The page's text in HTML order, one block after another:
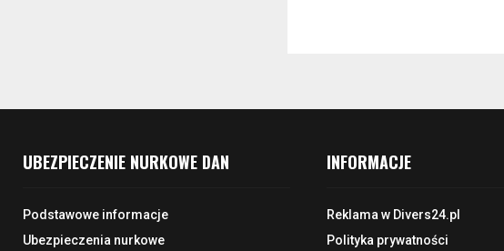
UBEZPIECZENIE NURKOWE DAN
Podstawowe informacje
Ubezpieczenia nurkowe
INFORMACJE
Reklama w Divers24.pl
Polityka prywatności